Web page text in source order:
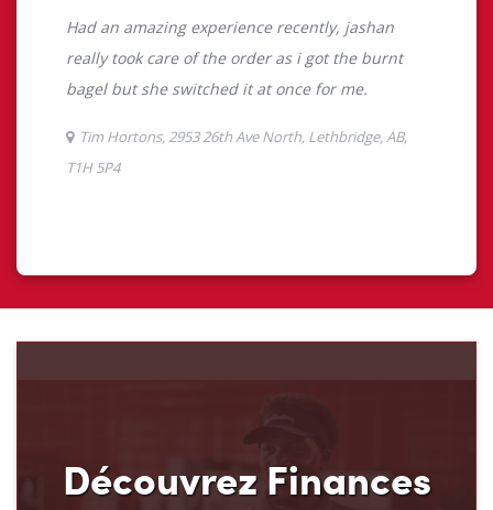
Découvrez Finances